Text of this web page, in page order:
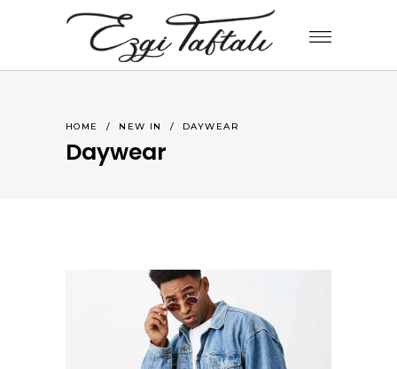
HOME / NEW IN / DAYWEAR
Daywear